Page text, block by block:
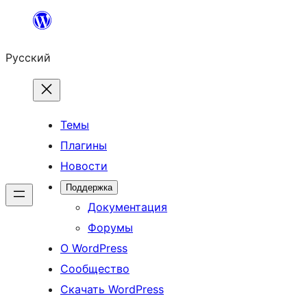
Перейти
содержимому
Русский
Темы
Плагины
Новости
Поддержка
Документация
Форумы
О WordPress
Сообщество
Скачать WordPress